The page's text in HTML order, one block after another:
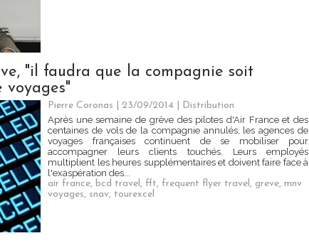
"il faudra que la compagnie soit
voyages"
Pierre Coronas | 23/09/2014
Distribution
Après une semaine de grève des pilotes d'Air France et des
centaines de vols de la compagnie annulés, les agences de
voyages françaises continuent de se mobiliser pour
accompagner leurs clients touchés. Leurs employés
multiplient les heures supplémentaires et doivent faire face à
l'exaspération des...
air france, bcd travel, fft, frequent flyer travel, greve, mnv
voyages, snav, tourexcel